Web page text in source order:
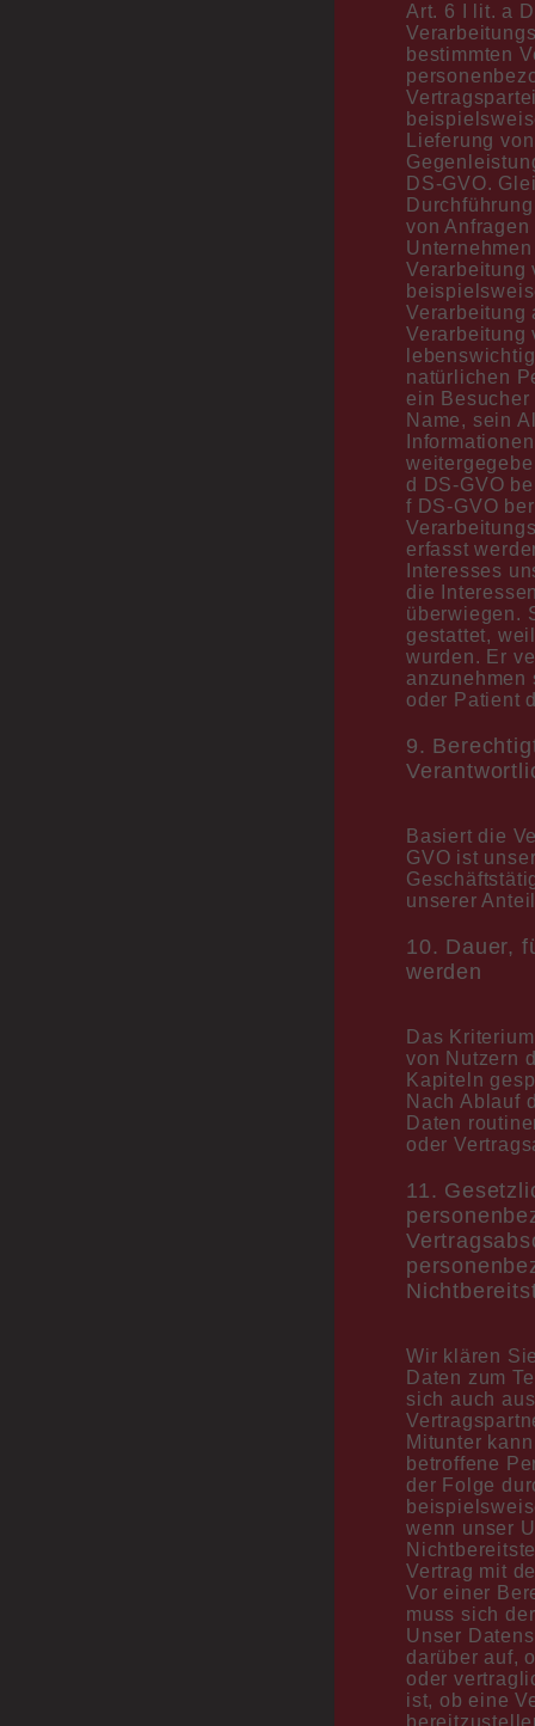
Art. 6 I lit. a
bestimmten
Lieferung
DS-GVO.
von
Verarbeitung
Verarbeitung
Verarbeitung
natürlichen
ein
Name, sein
d DS-GVO
f DS-GVO
erfasst
Interesses
die
überwiegen.
gestattet,
wurden. Er
anzunehmen
oder Patient
9.
Basiert die
GVO ist
unserer
10. Dauer,
werden
Das
von Nutzern
Kapiteln
Nach Ablauf
Daten
oder
11.
Wir klären
Daten zum
sich auch
Mitunter
betroffene
der Folge
wenn unser
Vertrag mit
Vor einer
muss sich
Unser
darüber auf,
oder
ist, ob eine